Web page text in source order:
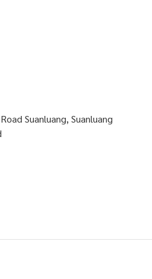
Suanluang, Suanluang